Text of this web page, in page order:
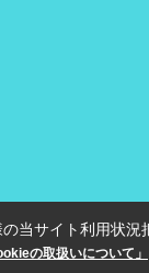
当サイト利用状況
の取扱いについて」